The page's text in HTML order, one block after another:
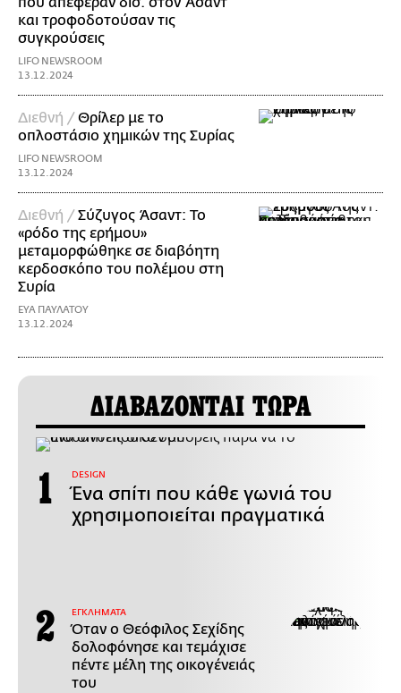
και τροφοδοτούσαν τις
συγκρούσεις
LIFO NEWSROOM
13.12.2024
Διεθνή / Θρίλερ με το
οπλοστάσιο χημικών της Συρίας
LIFO NEWSROOM
13.12.2024
Διεθνή / Σύζυγος Άσαντ: Το
«ρόδο της ερήμου»
μεταμορφώθηκε σε διαβόητη
κερδοσκόπο του πολέμου στη
Συρία
ΕΥΑ ΠΑΥΛΑΤΟΥ
13.12.2024
ΔΙΑΒΑΖΟΝΤΑΙ ΤΩΡΑ
DESIGN
Ένα σπίτι που κάθε γωνιά του
χρησιμοποιείται πραγματικά
ΕΓΚΛΗΜΑΤΑ
Όταν ο Θεόφιλος Σεχίδης
δολοφόνησε και τεμάχισε
πέντε μέλη της οικογένειάς
του